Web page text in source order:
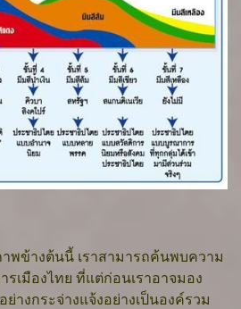
พข้างต้นนี้ เราสามารถค้นพบความ
รเมืองไทย ที่แต่ก่อนเราอาจมอง
างกระจ่างแจ้งอย่างเป็นองค์รวม